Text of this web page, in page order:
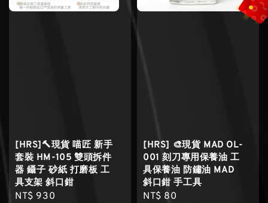
[HRS]🔨現貨 喵匠 新手
套裝 HM-105 雙頭拆件
器 鑷子 砂紙 打磨板 工
具支架 斜口鉗
Regular
NT$ 930
[HRS] 🎨現貨 MAD OL-
001 刻刀專用保養油 工
具保養油 防鏽油 MAD
斜口鉗 手工具
Regular
NT$ 80